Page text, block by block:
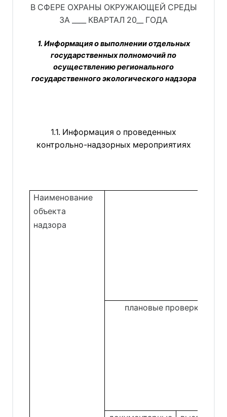
В СФЕРЕ ОХРАНЫ ОКРУЖАЮЩЕЙ СРЕДЫ
ЗА ____ КВАРТАЛ 20__ ГОДА
1. Информация о выполнении отдельных
государственных полномочий по
осуществлению регионального
государственного экологического надзора
1.1. Информация о проведенных
контрольно-надзорных мероприятиях
Наименование
объекта
надзора
плановые проверки